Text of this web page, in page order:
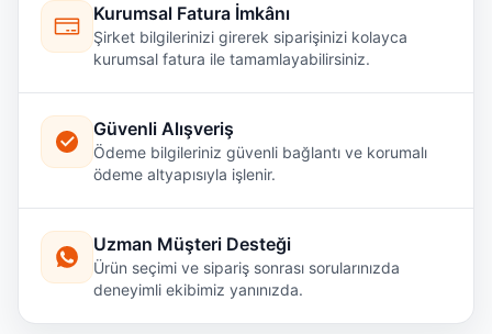
Kurumsal Fatura İmkânı
Şirket bilgilerinizi girerek siparişinizi kolayca
kurumsal fatura ile tamamlayabilirsiniz.
Güvenli Alışveriş
Ödeme bilgileriniz güvenli bağlantı ve korumalı
ödeme altyapısıyla işlenir.
Uzman Müşteri Desteği
Ürün seçimi ve sipariş sonrası sorularınızda
deneyimli ekibimiz yanınızda.